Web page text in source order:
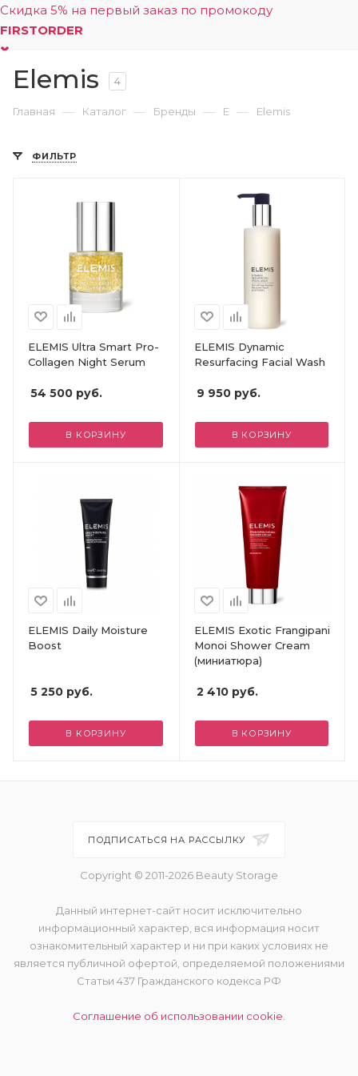
Скидка 5% на первый заказ по промокоду
FIRSTORDER
Elemis 4
Главная — Каталог — Бренды — E — Elemis
ФИЛЬТР
ELEMIS Ultra Smart Pro-
Collagen Night Serum
54 500 руб.
В КОРЗИНУ
ELEMIS Dynamic
Resurfacing Facial Wash
9 950руб.
В КОРЗИНУ
ELEMIS Daily Moisture
Boost
5 250 руб.
В КОРЗИНУ
ELEMIS Exotic Frangipani
Monoi Shower Cream
(миниатюра)
2 410руб.
В КОРЗИНУ
ПОДПИСАТЬСЯ НА РАССЫЛКУ
Copyright © 2011-2026 Beauty Storage
Данный интернет-сайт носит исключительно
информационный характер, вся информация носит
ознакомительный характер и ни при каких условиях не
является публичной офертой, определяемой положениями
Статьи 437 Гражданского кодекса РФ
Соглашение об использовании cookie.